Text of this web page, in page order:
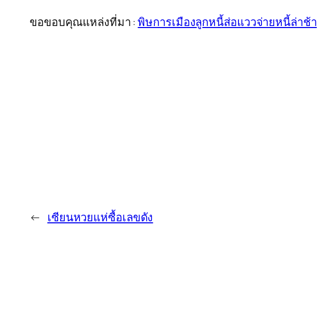
ขอขอบคุณแหล่งที่มา :พิษการเมืองลูกหนี้ส่อแววจ่ายหนี้ล่าช้า
← เซียนหวยแห่ซื้อเลขดัง